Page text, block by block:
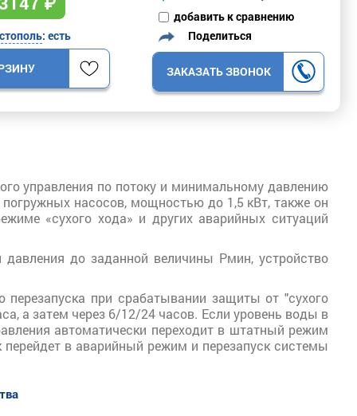
добавить к сравнению
: есть Поделиться
ЗАКАЗАТЬ ЗВОНОК
управления по потоку и минимальному давлению
насосов, мощностью до 1,5 кВт, также он
«сухого хода» и других аварийных ситуаций
до заданной величины Рмин, устройство
при срабатывании защиты от "сухого
а затем через 6/12/24 часов. Если уровень воды в
автоматически переходит в штатный режим
в аварийный режим и перезапуск системы